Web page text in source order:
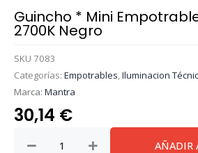
Guincho * Mini
2700K Negro
SKU 7083
Categorías: Empotrables,Iluminacion
Marca: Mantra
30,14 €
AÑADIR